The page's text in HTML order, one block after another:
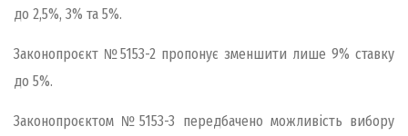
до 2,5%, 3% та 5%.
Законопроєкт №5153-2 пропонує зменшити лише 9% ставку
до 5%.
Законопроєктом №5153-3 передбачено можливість вибору